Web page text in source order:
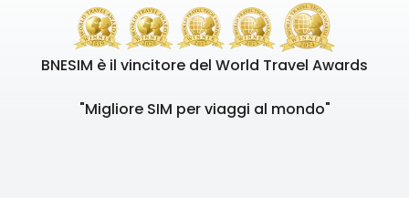
BNESIM è il vincitore del World Travel Awards
"Migliore SIM per viaggi al mondo"